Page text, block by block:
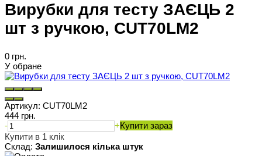
Вирубки для тесту ЗАЄЦЬ 2
шт з ручкою, CUT70LM2
0 грн.
У обране
Артикул: CUT70LM2
444 грн.
-
+Купити зараз
Купити в 1 клік
Склад: Залишилося кілька штук